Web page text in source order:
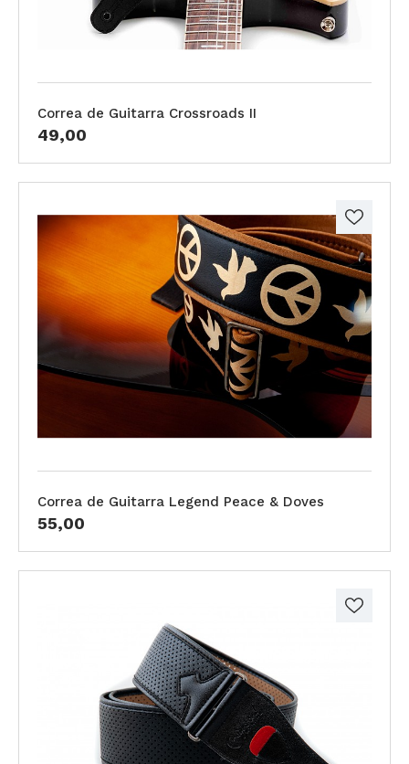
Correa de Guitarra Crossroads II
49,00
Correa de Guitarra Legend Peace & Doves
55,00